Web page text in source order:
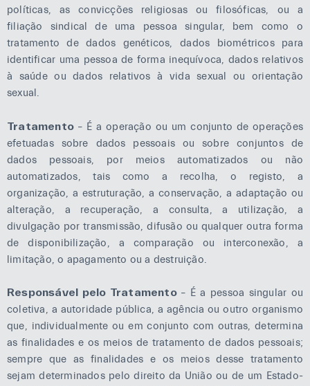
políticas, as convicções religiosas ou filosóficas, ou a
filiação sindical de uma pessoa singular, bem como o
tratamento de dados genéticos, dados biométricos para
identificar uma pessoa de forma inequívoca, dados relativos
à saúde ou dados relativos à vida sexual ou orientação
sexual.
Tratamento – É a operação ou um conjunto de operações
efetuadas sobre dados pessoais ou sobre conjuntos de
dados pessoais, por meios automatizados ou não
automatizados, tais como a recolha, o registo, a
organização, a estruturação, a conservação, a adaptação ou
alteração, a recuperação, a consulta, a utilização, a
divulgação por transmissão, difusão ou qualquer outra forma
de disponibilização, a comparação ou interconexão, a
limitação, o apagamento ou a destruição.
Responsável pelo Tratamento – É a pessoa singular ou
coletiva, a autoridade pública, a agência ou outro organismo
que, individualmente ou em conjunto com outras, determina
as finalidades e os meios de tratamento de dados pessoais;
sempre que as finalidades e os meios desse tratamento
sejam determinados pelo direito da União ou de um Estado-
ver conteúdos
e ofertas
personalizados.